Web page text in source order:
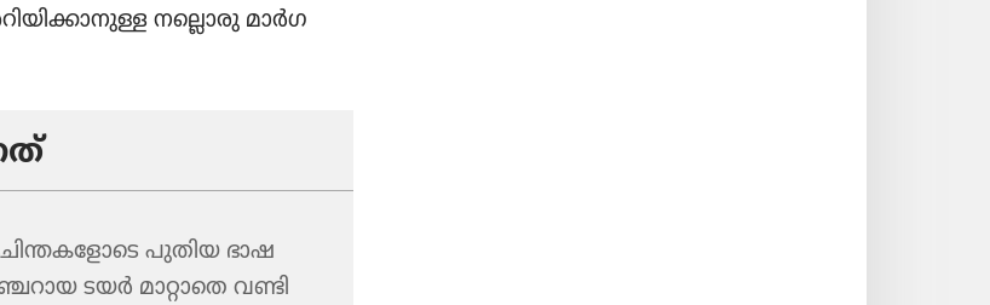
നല്ലൊരു മാർഗ​
പുതിയ ഭാഷ
ടയർ മാറ്റാതെ വണ്ടി